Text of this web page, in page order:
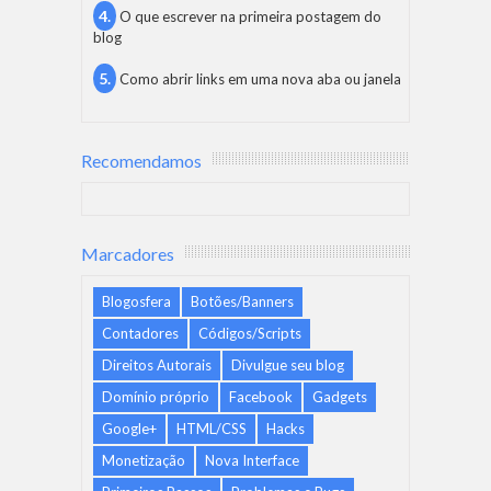
O que escrever na primeira postagem do
blog
Como abrir links em uma nova aba ou janela
Recomendamos
Marcadores
Blogosfera
Botões/Banners
Contadores
Códigos/Scripts
Direitos Autorais
Divulgue seu blog
Domínio próprio
Facebook
Gadgets
Google+
HTML/CSS
Hacks
Monetização
Nova Interface